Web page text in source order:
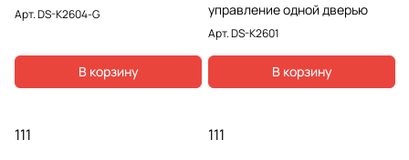
Арт.DS-K2604-G
В корзину
управление одной дверью
Арт.DS-K2601
В корзину
111 111